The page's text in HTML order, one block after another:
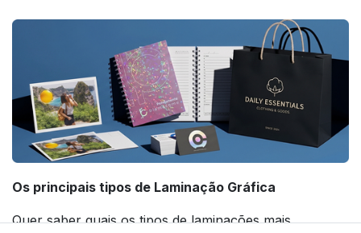
Os principais tipos de Laminação Gráfica
Quer saber quais os tipos de laminações mais